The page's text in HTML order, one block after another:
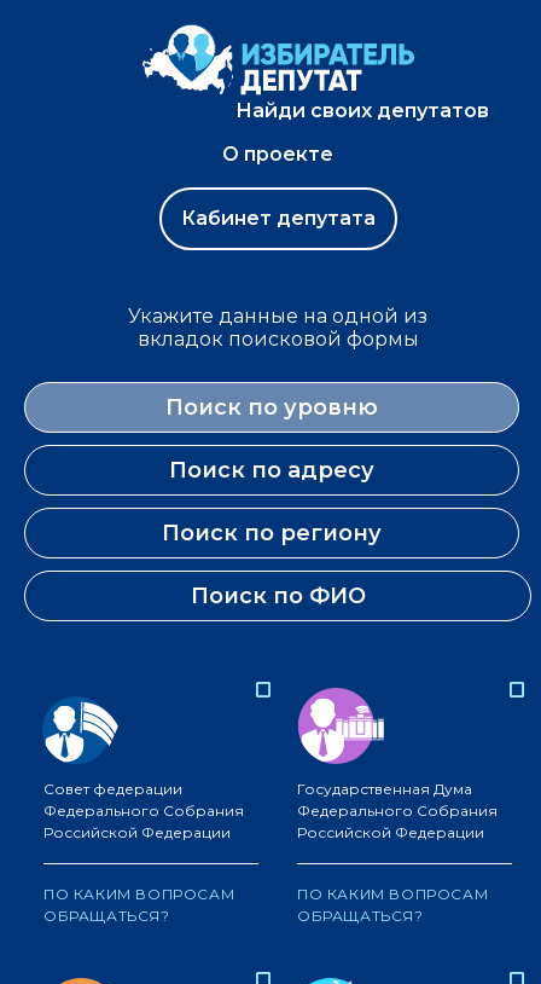
Найди своих депутатов
О проекте
Кабинет депутата
Укажите данные на одной из
вкладок поисковой формы
Поиск по уровню
Поиск по адресу
Поиск по региону
Поиск по ФИО
Совет федерации
Федерального Собрания
Российской Федерации
ПО КАКИМ ВОПРОСАМ
ОБРАЩАТЬСЯ?
Государственная Дума
Федерального Собрания
Российской Федерации
ПО КАКИМ ВОПРОСАМ
ОБРАЩАТЬСЯ?